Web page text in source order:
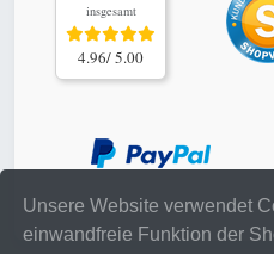
Unsere Website verwendet
einwandfreie Funktion der
insgesamt
4.96/ 5.00